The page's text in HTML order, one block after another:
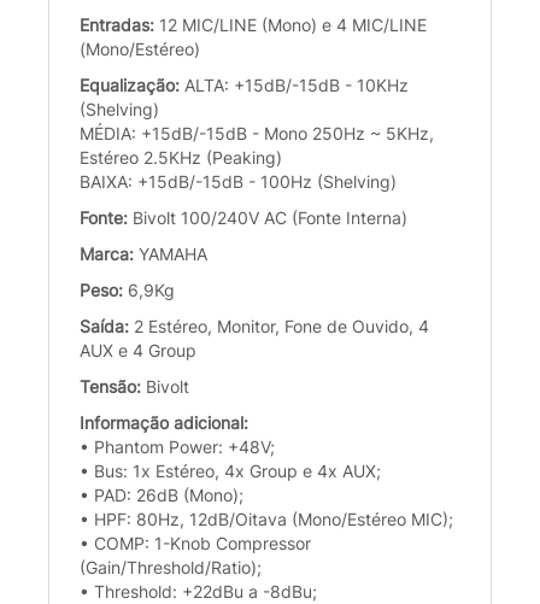
Entradas: 12 MIC/LINE (Mono) e 4 MIC/LINE
(Mono/Estéreo)
Equalização: ALTA: +15dB/-15dB - 10KHz
(Shelving)
MÉDIA: +15dB/-15dB - Mono 250Hz ~ 5KHz,
Estéreo 2.5KHz (Peaking)
BAIXA: +15dB/-15dB - 100Hz (Shelving)
Fonte: Bivolt 100/240V AC (Fonte Interna)
Marca: YAMAHA
Peso: 6,9Kg
Saída: 2 Estéreo, Monitor, Fone de Ouvido, 4
AUX e 4 Group
Tensão: Bivolt
Informação adicional:
• Phantom Power: +48V;
• Bus: 1x Estéreo, 4x Group e 4x AUX;
• PAD: 26dB (Mono);
• HPF: 80Hz, 12dB/Oitava (Mono/Estéreo MIC);
• COMP: 1-Knob Compressor
(Gain/Threshold/Ratio);
• Threshold: +22dBu a -8dBu;